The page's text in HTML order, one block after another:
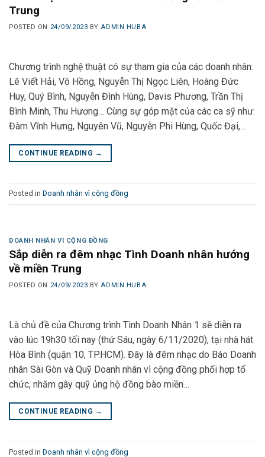
Trung
POSTED ON 24/09/2023 BYADMIN HUBA
Chương trình nghệ thuật có sự tham gia của các doanh nhân:
Lê Viết Hải, Võ Hồng, Nguyễn Thị Ngọc Liên, Hoàng Đức
Huy, Quý Bình, Nguyễn Đình Hùng, Davis Phương, Trần Thị
Bình Minh, Thu Hương… Cùng sự góp mặt của các ca sỹ như:
Đàm Vĩnh Hưng, Nguyên Vũ, Nguyễn Phi Hùng, Quốc Đại,…
CONTINUE READING →
Posted in Doanh nhân vì cộng đồng
DOANH NHÂN VÌ CỘNG ĐỒNG
Sắp diễn ra đêm nhạc Tình Doanh nhân hướng
về miền Trung
POSTED ON 24/09/2023 BYADMIN HUBA
Là chủ đề của Chương trình Tình Doanh Nhân 1 sẽ diễn ra
vào lúc 19h30 tối nay (thứ Sáu, ngày 6/11/2020), tại nhà hát
Hòa Bình (quận 10, TP.HCM). Đây là đêm nhạc do Báo Doanh
nhân Sài Gòn và Quỹ Doanh nhân vì cộng đồng phối hợp tổ
chức, nhằm gây quỹ ủng hộ đồng bào miền…
CONTINUE READING →
Posted in Doanh nhân vì cộng đồng